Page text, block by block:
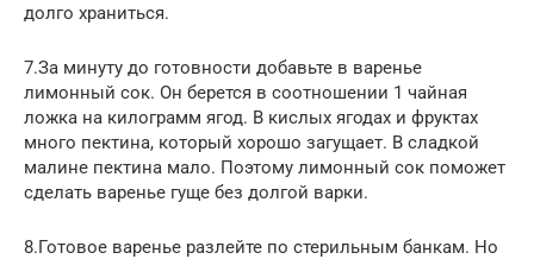
долго храниться.
7.За минуту до готовности добавьте в варенье
лимонный сок. Он берется в соотношении 1 чайная
ложка на килограмм ягод. В кислых ягодах и фруктах
много пектина, который хорошо загущает. В сладкой
малине пектина мало. Поэтому лимонный сок поможет
сделать варенье гуще без долгой варки.
8.Готовое варенье разлейте по стерильным банкам. Но